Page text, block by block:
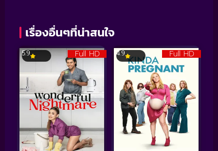
เรื่องอื่นๆที่น่าสนใจ
Full HD
5.9 Full HD
4.9